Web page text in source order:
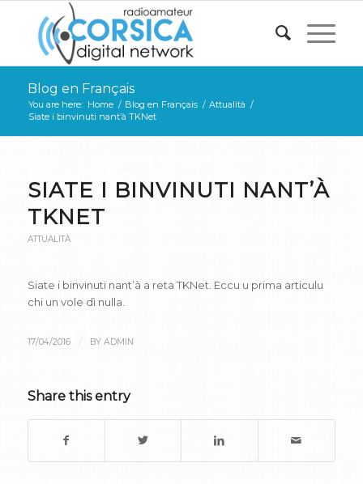
Blog en Français
You are here: Home / Blog en Français / Attualità /
Siate i binvinuti nant’à TKNet
SIATE I BINVINUTI NANT’À
TKNET
ATTUALITÀ
Siate i binvinuti nant’à a reta TKNet. Eccu u prima articulu
chi un vole dì nulla.
17/04/2016 / BY ADMIN
Share this entry